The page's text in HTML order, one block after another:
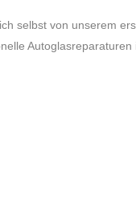
selbst von unserem
Autoglasreparaturen